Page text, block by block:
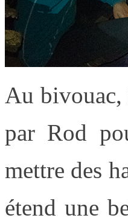
Au bivouac,
par Rod
mettre des
étend une